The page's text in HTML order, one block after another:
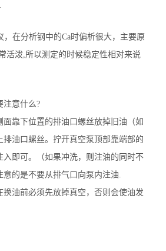
，在分析钢中的Ca时偏析很大，主要原
活泼,所以测定的时候稳定性相对来说
注意什么?
面靠下位置的排油口螺丝放掉旧油（如
排油口螺丝。拧开真空泵顶部靠端部的
入即可。（如果冲洗，则注油的同时不
意的是不要从排气口向泵内注油.
换油前必须先放掉真空，否则会使油发